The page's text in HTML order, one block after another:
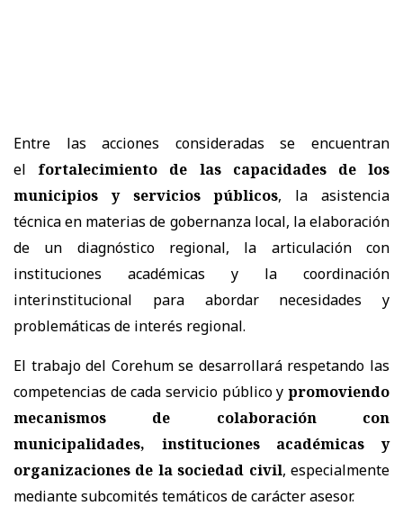
Entre las acciones consideradas se encuentran
el
fortalecimiento de las capacidades de los
municipios y servicios públicos, la asistencia
técnica en materias de gobernanza local, la elaboración
de un diagnóstico regional, la articulación con
instituciones académicas y la coordinación
interinstitucional para abordar necesidades y
problemáticas de interés regional.
El trabajo del Corehum se desarrollará respetando las
competencias de cada servicio público y promoviendo
mecanismos de colaboración con
municipalidades, instituciones académicas y
organizaciones de la sociedad civil, especialmente
mediante subcomités temáticos de carácter asesor.